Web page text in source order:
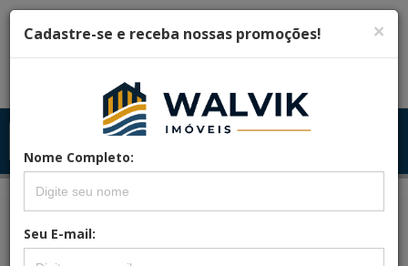
Principal
REFERÊNCIA: PORTADAGUA.MC.1
×
Cadastre-se e receba nossas promoções!
Nome Completo:
Seu E-mail: